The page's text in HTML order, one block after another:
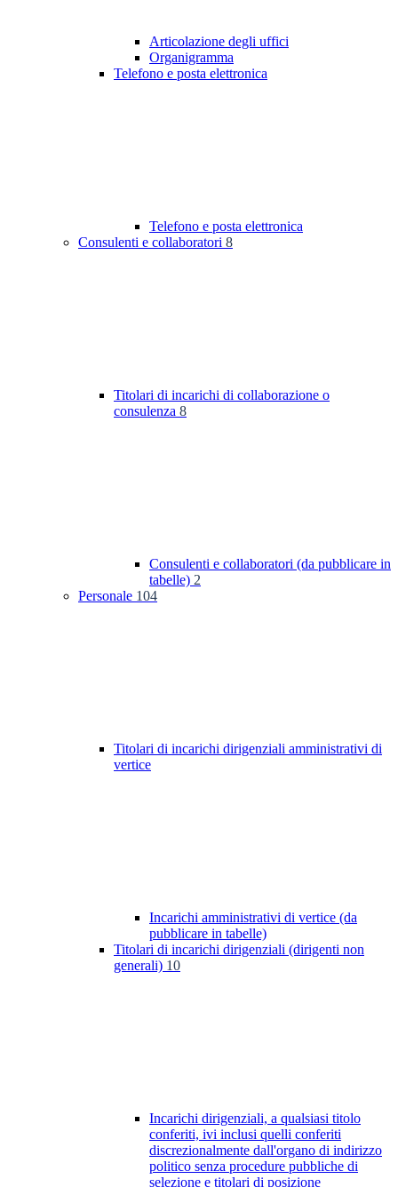
Articolazione degli uffici
Organigramma
Telefono e posta elettronica
Telefono e posta elettronica
Consulenti e collaboratori 8
Titolari di incarichi di collaborazione o
consulenza 8
Consulenti e collaboratori (da pubblicare in
tabelle) 2
Personale 104
Titolari di incarichi dirigenziali amministrativi di
vertice
Incarichi amministrativi di vertice (da
pubblicare in tabelle)
Titolari di incarichi dirigenziali (dirigenti non
generali) 10
Incarichi dirigenziali, a qualsiasi titolo
conferiti, ivi inclusi quelli conferiti
discrezionalmente dall'organo di indirizzo
politico senza procedure pubbliche di
selezione e titolari di posizione